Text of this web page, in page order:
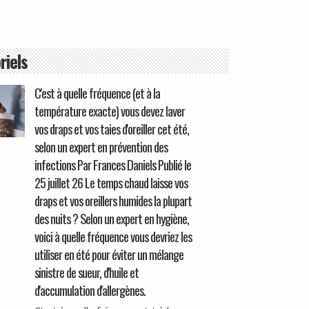
C'est à quelle fréquence (et à la
température exacte) vous devez laver
vos draps et vos taies d'oreiller cet été,
selon un expert en prévention des
infections Par Frances Daniels Publié le
25 juillet 26 Le temps chaud laisse vos
draps et vos oreillers humides la plupart
des nuits ? Selon un expert en hygiène,
voici à quelle fréquence vous devriez les
utiliser en été pour éviter un mélange
sinistre de sueur, d'huile et
d'accumulation d'allergènes.